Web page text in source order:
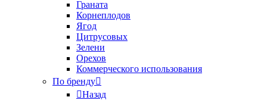
Граната
Корнеплодов
Ягод
Цитрусовых
Зелени
Орехов
Коммерческого использования
По бренду
Назад